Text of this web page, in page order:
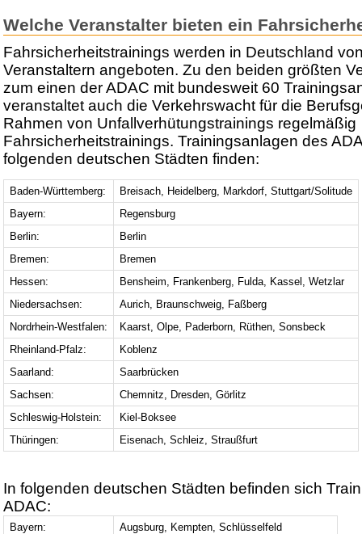
Welche Veranstalter bieten ein
Fahrsicherheitstrainings werden in Deutschland
Veranstaltern angeboten. Zu den beiden größten
zum einen der ADAC mit bundesweit 60
veranstaltet auch die Verkehrswacht für die
Rahmen von Unfallverhütungstrainings regelmäßig
Fahrsicherheitstrainings. Trainingsanlagen des
folgenden deutschen Städten finden:
Baden-Württemberg:
Breisach, Heidelberg, Markdorf, Stuttgart/Solitude
Bayern:
Regensburg
Berlin:
Berlin
Bremen:
Bremen
Hessen:
Bensheim, Frankenberg, Fulda, Kassel, Wetzlar
Niedersachsen:
Aurich, Braunschweig, Faßberg
Nordrhein-Westfalen:
Kaarst, Olpe, Paderborn, Rüthen, Sonsbeck
Rheinland-Pfalz:
Koblenz
Saarland:
Saarbrücken
Sachsen:
Chemnitz, Dresden, Görlitz
Schleswig-Holstein:
Kiel-Boksee
Thüringen:
Eisenach, Schleiz, Straußfurt
In folgenden deutschen Städten befinden sich
ADAC:
Bayern:
Augsburg, Kempten, Schlüsselfeld